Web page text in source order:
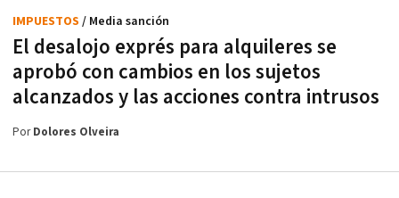
El desalojo exprés para alquileres se
aprobó con cambios en los sujetos
alcanzados y las acciones contra intrusos
IMPUESTOS / Media sanción
PorDolores Olveira